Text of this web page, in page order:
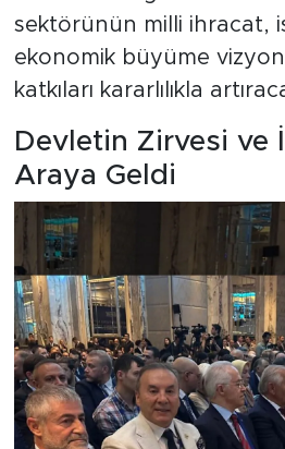
sektörünün milli ihracat,
ekonomik büyüme
katkıları kararlılıkla
Devletin Zirvesi ve
Araya Geldi